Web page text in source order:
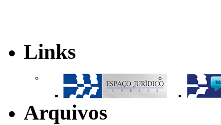
Links
Arquivos